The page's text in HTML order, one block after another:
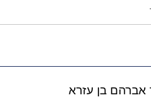
אברהם בן עזרא